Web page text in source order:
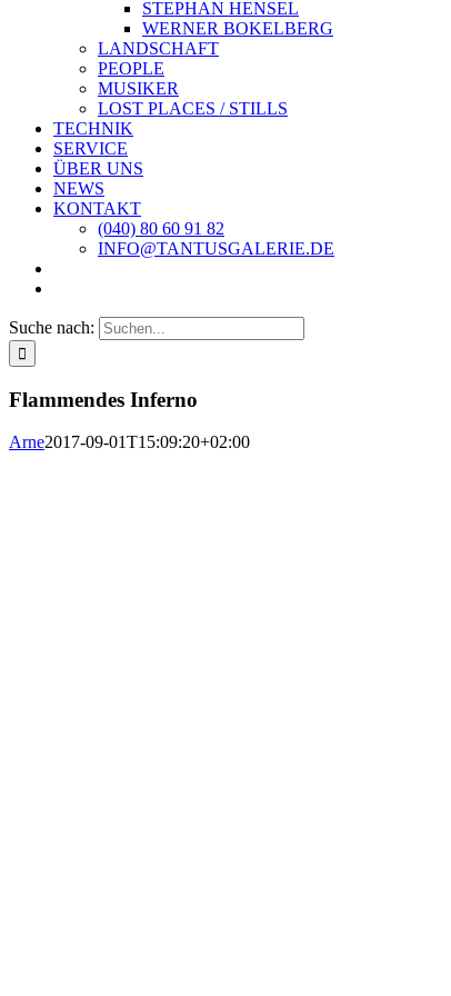
STEPHAN HENSEL
WERNER BOKELBERG
LANDSCHAFT
PEOPLE
MUSIKER
LOST PLACES / STILLS
TECHNIK
SERVICE
ÜBER UNS
NEWS
KONTAKT
(040) 80 60 91 82
INFO@TANTUSGALERIE.DE
Suche nach:
Flammendes Inferno
Arne2017-09-01T15:09:20+02:00